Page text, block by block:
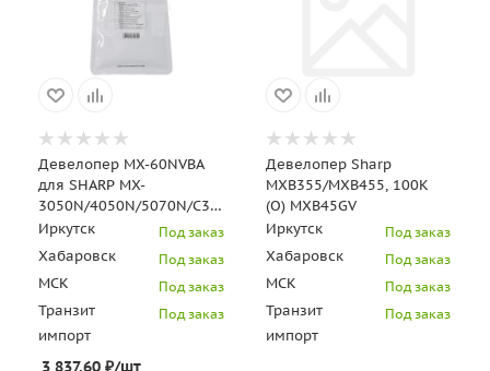
Девелопер MX-60NVBA
для SHARP MX-
3050N/4050N/5070N/C3081R/C5081D
(CET) Black, 200г, 500000
стр., CET
Иркутск Под заказ
Хабаровск Под заказ
МСК Под заказ
Транзит
импорт
Под заказ
3 837.60 ₽/шт
Девелопер Sharp
MXB355/MXB455, 100К
(О) MXB45GV
Иркутск
Под заказ
Хабаровск Под заказ
МСК Под заказ
Транзит
импорт
Под заказ